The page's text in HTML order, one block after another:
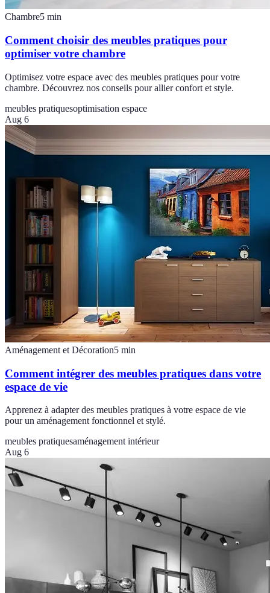
Chambre5 min
Comment choisir des meubles pratiques pour
optimiser votre chambre
Optimisez votre espace avec des meubles pratiques pour votre
chambre. Découvrez nos conseils pour allier confort et style.
meubles pratiquesoptimisation espace
Aug 6
Aménagement et Décoration5 min
Comment intégrer des meubles pratiques dans votre
espace de vie
Apprenez à adapter des meubles pratiques à votre espace de vie
pour un aménagement fonctionnel et stylé.
meubles pratiquesaménagement intérieur
Aug 6